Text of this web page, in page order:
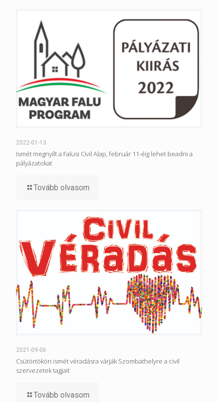
2022-01-13
Ismét megnyílt a Falusi Civil Alap, február 11-éig lehet beadni a
pályázatokat
Tovább olvasom
2021-09-06
Csütörtökön ismét véradásra várják Szombathelyre a civil
szervezetek tagjait
Tovább olvasom